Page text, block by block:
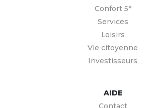
Confort 5*
Services
Loisirs
Vie citoyenne
Investisseurs
AIDE
Contact